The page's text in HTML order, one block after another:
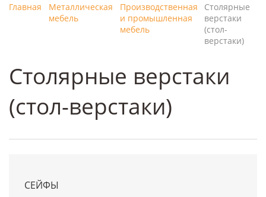
Главная
Металлическая
мебель
Производственная
и промышленная
мебель
Столярные
верстаки
(стол-
верстаки)
Столярные верстаки
(стол-верстаки)
СЕЙФЫ